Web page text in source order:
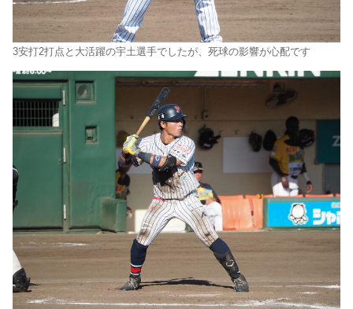
3安打2打点と大活躍の宇土選手でしたが、死球の影響が心配です